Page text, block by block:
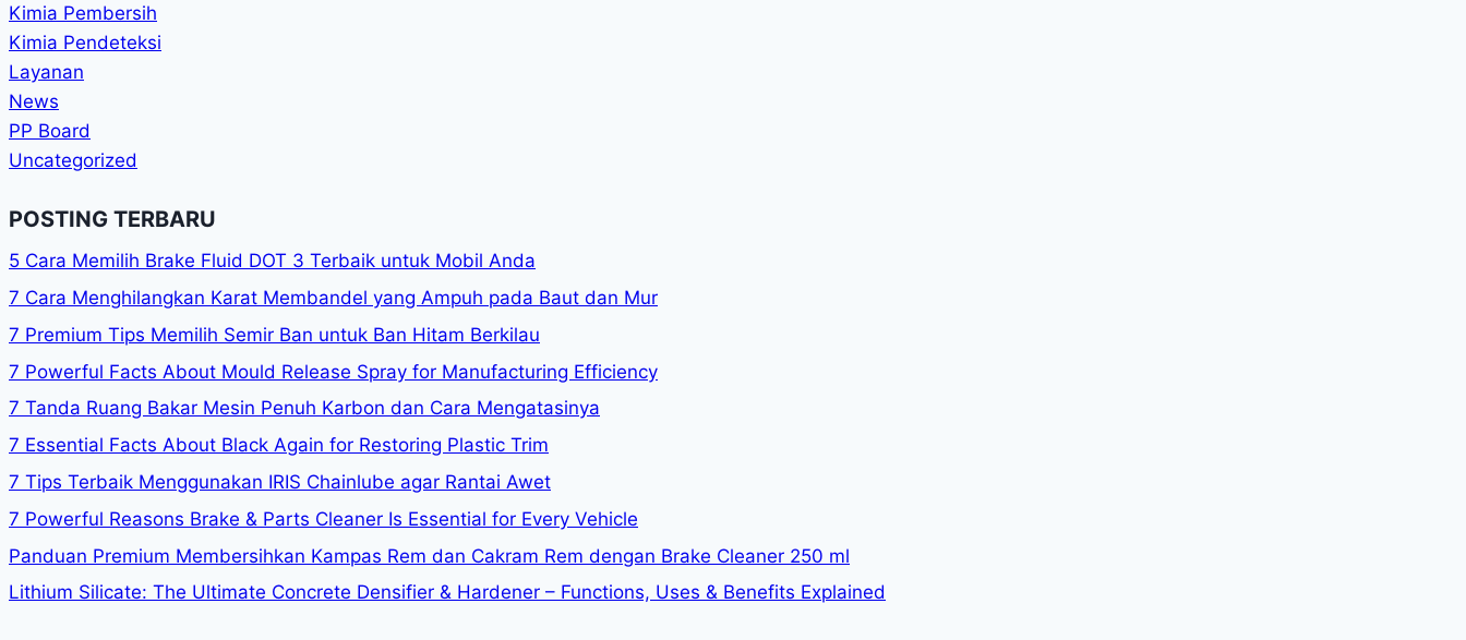
Kimia Pembersih
Kimia Pendeteksi
Layanan
News
PP Board
Uncategorized
POSTING TERBARU
5 Cara Memilih Brake Fluid DOT 3 Terbaik untuk Mobil Anda
7 Cara Menghilangkan Karat Membandel yang Ampuh pada Baut dan Mur
7 Premium Tips Memilih Semir Ban untuk Ban Hitam Berkilau
7 Powerful Facts About Mould Release Spray for Manufacturing Efficiency
7 Tanda Ruang Bakar Mesin Penuh Karbon dan Cara Mengatasinya
7 Essential Facts About Black Again for Restoring Plastic Trim
7 Tips Terbaik Menggunakan IRIS Chainlube agar Rantai Awet
7 Powerful Reasons Brake & Parts Cleaner Is Essential for Every Vehicle
Panduan Premium Membersihkan Kampas Rem dan Cakram Rem dengan Brake Cleaner 250 ml
Lithium Silicate: The Ultimate Concrete Densifier & Hardener – Functions, Uses & Benefits Explained